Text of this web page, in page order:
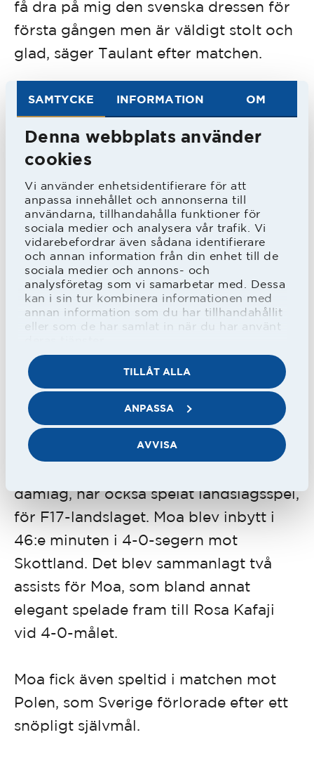
SAMTYCKE INFORMATION OM
Denna webbplats använder
cookies
Vi använder enhetsidentifierare för att
anpassa innehållet och annonserna till
användarna, tillhandahålla funktioner för
sociala medier och analysera vår trafik. Vi
vidarebefordrar även sådana identifierare
och annan information från din enhet till de
sociala medier och annons- och
analysföretag som vi samarbetar med. Dessa
kan i sin tur kombinera informationen med
annan information som du har tillhandahållit
eller som de har samlat in när du har använt
TILLÅT ALLA
ANPASSA
AVVISA
få dra på mig den svenska dressen för
första gången men är väldigt stolt och
glad, säger Taulant efter matchen.
– Det var en ganska tuff inledning. De
första tio minuterna lyckades
Rumänien bra med sitt försvarsspel
och kom även till något avslut och
skapade några hörnor. Efter det kom vi
in i matchen och dominerar den
ganska kraftigt och spelade mycket
bättre, säger förbundskaptenen
Christofer Augustsson till SvFF:S
hemsida.
För Sverige väntar två
träningslandskamper till i Spanien. Den
nionde mot Norge och den elfte mot
Tjeckien.
damlag, har också spelat landslagsspel,
för F17-landslaget. Moa blev inbytt i
46:e minuten i 4-0-segern mot
Skottland. Det blev sammanlagt två
assists för Moa, som bland annat
elegant spelade fram till Rosa Kafaji
vid 4-0-målet.
Moa fick även speltid i matchen mot
Polen, som Sverige förlorade efter ett
snöpligt självmål.